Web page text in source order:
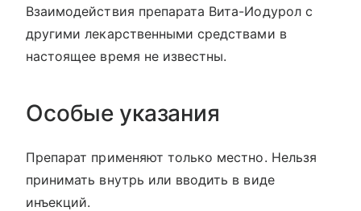
Взаимодействия препарата Вита-Иодурол с
другими лекарственными средствами в
настоящее время не известны.
Особые указания
Препарат применяют только местно. Нельзя
принимать внутрь или вводить в виде
инъекций.